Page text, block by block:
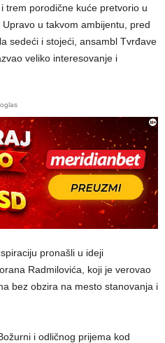
trem porodične kuće pretvorio u
u takvom ambijentu, pred
sedeći i stojeći, ansambl Tvrđave
veliko interesovanje i
oglas
pronašli u ideji
Radmilovića, koji je verovao
bez obzira na mesto stanovanja i
i odličnog prijema kod